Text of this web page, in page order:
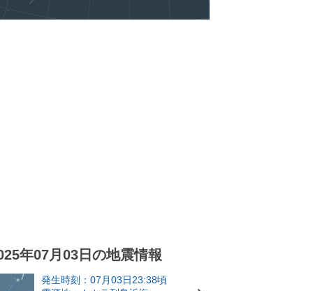
年07月03日の地震情報
発生時刻：07月03日23:38頃